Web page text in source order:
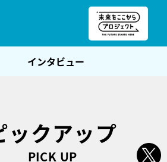
インタビュー
ックアップ
PICK UP